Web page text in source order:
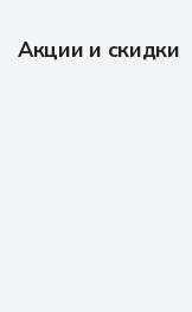
Акции и скидки